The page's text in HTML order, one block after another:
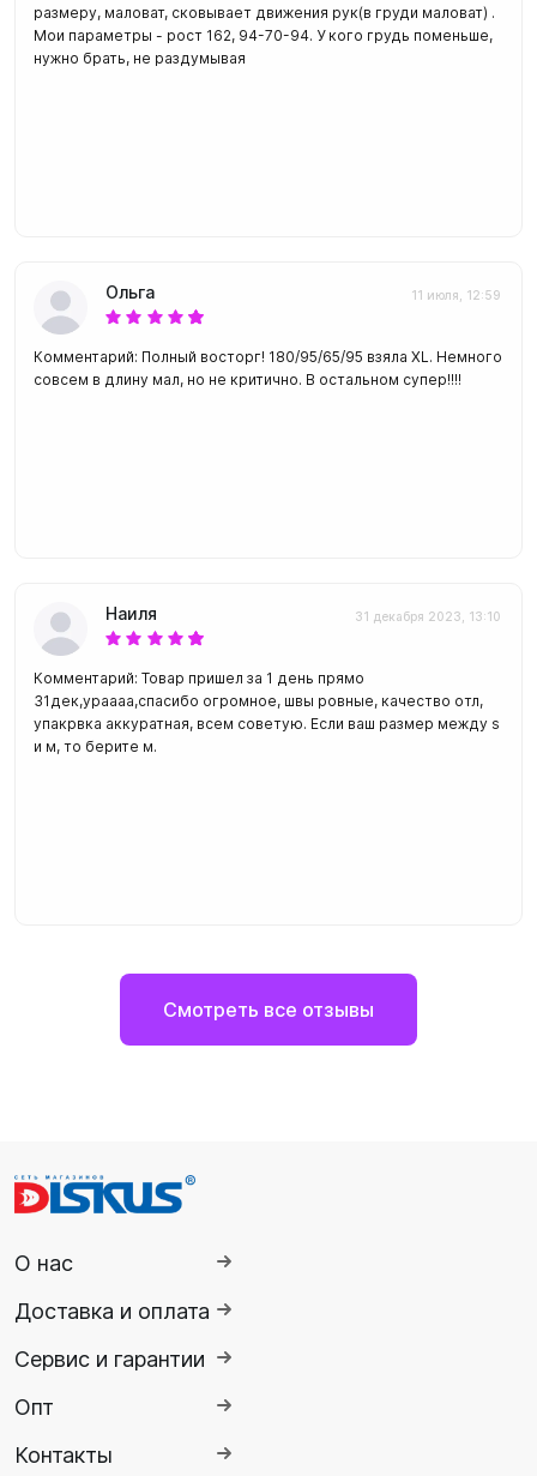
размеру, маловат, сковывает движения рук(в груди маловат) .
Мои параметры - рост 162, 94-70-94. У кого грудь поменьше,
нужно брать, не раздумывая
Ольга 11 июля, 12:59
Комментарий: Полный восторг! 180/95/65/95 взяла XL. Немного
совсем в длину мал, но не критично. В остальном супер!!!!
Наиля 31 декабря 2023, 13:10
Комментарий: Товар пришел за 1 день прямо
31дек,ураааа,спасибо огромное, швы ровные, качество отл,
упакрвка аккуратная, всем советую. Если ваш размер между s
и м, то берите м.
Смотреть все отзывы
О нас
Доставка и оплата
Сервис и гарантии
Опт
Контакты